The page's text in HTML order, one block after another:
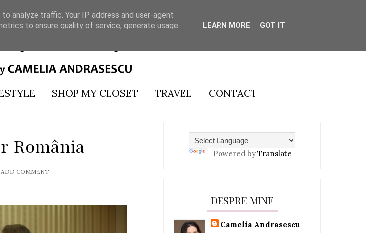
SHOP MY CLOSET TRAVEL CONTACT
România
ADD COMMENT
Powered by Translate
DESPRE MINE
Camelia Andrasescu
analyze traffic. Your IP address and user-agent
to ensure quality of service, generate usage
LEARN MORE GOT IT